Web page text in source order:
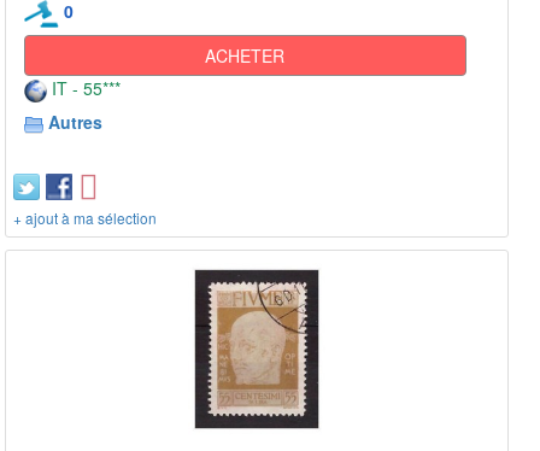
0
ACHETER
IT - 55***
Autres
+ ajout à ma sélection